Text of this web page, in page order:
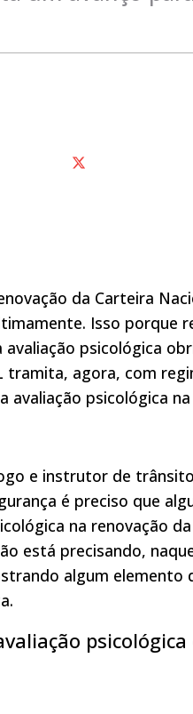
da Carteira
Isso porque
psicológica
tramita, agora, com
avaliação psicológica
e instrutor de
é preciso que
na renovação
está precisando,
algum elemento